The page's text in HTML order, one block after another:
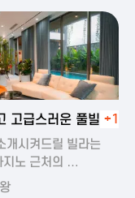
11-20 00:20
고급스러운 풀빌라+1
개시켜드릴 빌라는
지노 근처의 …